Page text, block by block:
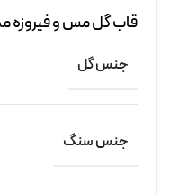
قاب گل مس و
جنس گل
جنس سنگ